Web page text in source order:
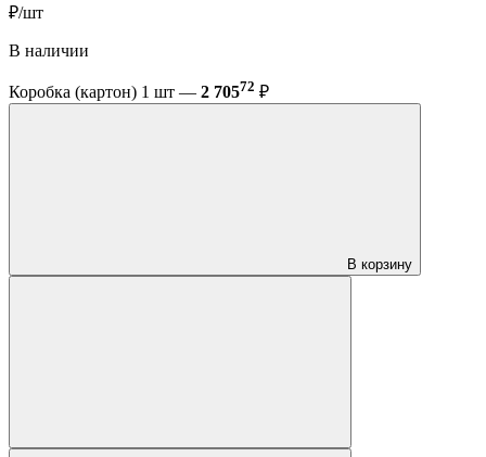
₽/шт
В наличии
Коробка (картон) 1 шт — 2 70572 ₽
В корзину